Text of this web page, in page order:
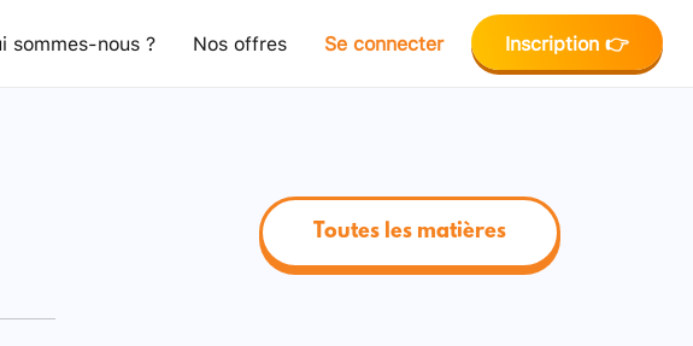
sommes-nous ? Nos offres Se connecter Inscription 👉
Toutes les matières